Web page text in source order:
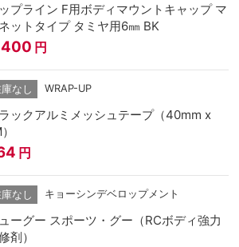
プライン F用ボディマウントキャップ マ
ットタイプ タミヤ用6㎜ BK
円
なし WRAP-UP
ックアルミメッシュテープ（40mm x
円
なし キョーシンデベロップメント
ーグー スポーツ・グー（RCボディ強力
剤）